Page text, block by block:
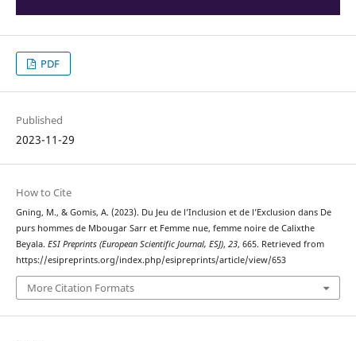
PDF
Published
2023-11-29
How to Cite
Gning, M., & Gomis, A. (2023). Du Jeu de l’Inclusion et de l’Exclusion dans De
purs hommes de Mbougar Sarr et Femme nue, femme noire de Calixthe
Beyala. ESI Preprints (European Scientific Journal, ESJ), 23, 665. Retrieved from
https://esipreprints.org/index.php/esipreprints/article/view/653
More Citation Formats